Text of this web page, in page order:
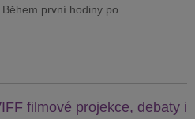
první hodiny po...
filmové projekce, debaty i